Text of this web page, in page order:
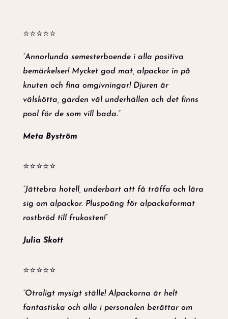
⭐⭐⭐⭐⭐
”Annorlunda semesterboende i alla positiva
bemärkelser! Mycket god mat, alpackor in på
knuten och fina omgivningar! Djuren är
välskötta, gården väl underhållen och det finns
pool för de som vill bada.”
Meta Byström
⭐⭐⭐⭐⭐
”Jättebra hotell, underbart att få träffa och lära
sig om alpackor. Pluspoäng för alpackaformat
rostbröd till frukosten!”
Julia Skott
⭐⭐⭐⭐⭐
”Otroligt mysigt ställe! Alpackorna är helt
fantastiska och alla i personalen berättar om